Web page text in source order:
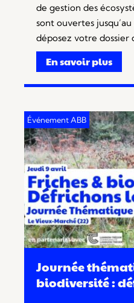
de gestion des
sont ouvertes
déposez votre dossier
En savoir plus
Journée
biodiversité :